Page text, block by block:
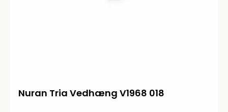
Nuran Tria Vedhæng V1968 018